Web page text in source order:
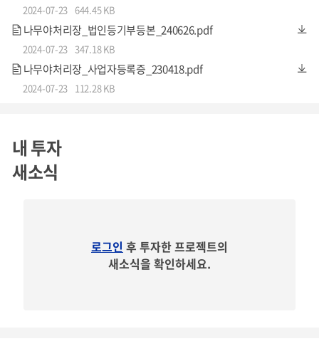
출처:Top two coal polluters each emit over triple the world average(Em
5% 이하로 낮출 것을 목표
정책으로 친환경 및 신재생에너지 발전이 석탄화력발전의 대
2024-07-23 644.45 KB
나무야처리장_법인등기부등본_240626.pdf
2024-07-23 347.18 KB
나무야처리장_사업자등록증_230418.pdf
2024-07-23 112.28 KB
내 투자
새소식
로그인 후 투자한 프로젝트의
새소식을 확인하세요.